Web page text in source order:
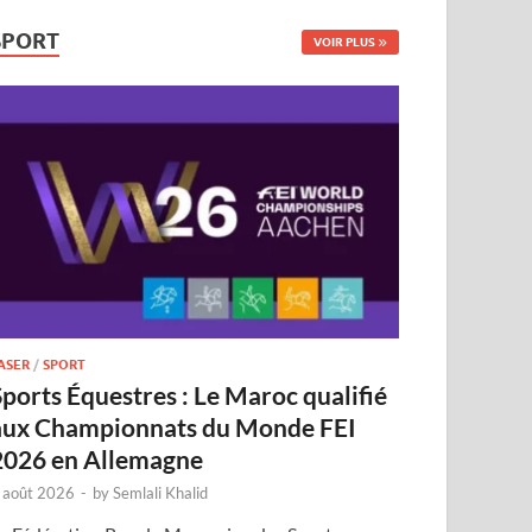
VOIR PLUS
/SPORT
Équestres : Le Maroc qualifié
Championnats du Monde FEI
en Allemagne
2026 - bySemlali Khalid